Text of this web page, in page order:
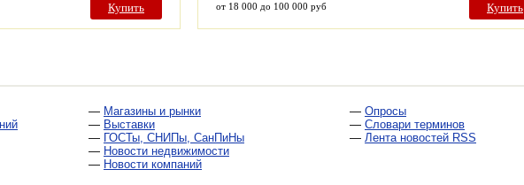
Купить от 18 000 до 100 000 руб Купить
— Магазины и рынки
— Выставки
— ГОСТы, СНИПы, СанПиНы
— Новости недвижимости
— Новости компаний
— Опросы
— Словари терминов
— Лента новостей RSS